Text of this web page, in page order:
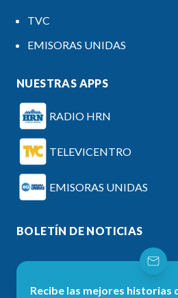
TVC
EMISORAS UNIDAS
NUESTRAS APPS
RADIO HRN
TELEVICENTRO
EMISORAS UNIDAS
BOLETÍN DE NOTICIAS
Recibe las mejores historias